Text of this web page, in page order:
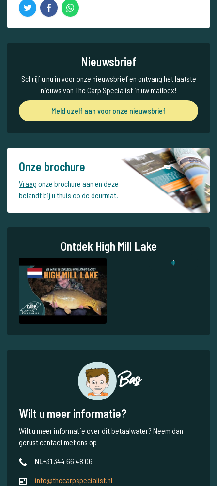
Nieuwsbrief
Schrijf u nu in voor onze nieuwsbrief en ontvang het laatste
nieuws van The Carp Specialist in uw mailbox!
Meld uzelf aan voor onze nieuwsbrief
Onze brochure
Vraag onze brochure aan en deze
belandt bij u thuis op de deurmat.
Ontdek High Mill Lake
1
Bas
Wilt u meer informatie?
Wilt u meer informatie over dit betaalwater? Neem dan
gerust contact met ons op
NL+31 344 66 48 06
info@thecarpspecialist.nl